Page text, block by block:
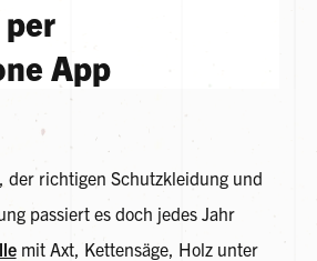
App
der richtigen Schutzkleidung und
passiert es doch jedes Jahr
mit Axt, Kettensäge, Holz unter